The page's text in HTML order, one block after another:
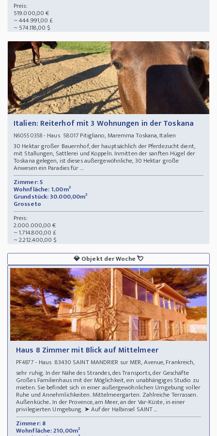
Preis:
519.000,00 €
~ 444.991,00 £
~ 574.118,00 $
Italien: Reiterhof mit 3 Wohnungen in der Toskana
N60550358- Haus 58017 Pitigliano, Maremma Toskana, Italien
30 Hektar großer Bauernhof, der hauptsächlich der Pferdezucht dient,
mit Stallungen, Sattlerei und Koppeln. Inmitten der sanften Hügel der
Toskana gelegen, ist dieses außergewöhnliche, 30 Hektar große
Anwesen ein Paradies für ...
Zimmer: 5
Wohnfläche: 1,00m²
Grundstück: 30.000,00m²
Grosseto
Preis:
2.000.000,00 €
~ 1.714.800,00 £
~ 2.212.400,00 $
💎Objekt der Woche💘
Haus 8 Zimmer mit Blick auf Mittelmeer
PF4877 - Haus 83430 SAINT MANDRIER sur MER, Avenue, Frankreich,
sehr ruhig. In der Nähe des Strandes, des Transports, der Geschäfte
Großes Familienhaus mit der Möglichkeit, ein unabhängiges Studio zu
mieten. Sie befindet sich in einer außergewöhnlichen Umgebung voller
Ruhe und Annehmlichkeiten. Mittelmeergarten. Zahlreiche Terrassen.
Außenküche.. In der Provence, am Meer, an der Var-Küste, in einer
privilegierten Umgebung. ➤ Auf der Halbinsel SAINT ...
Zimmer: 8
Wohnfläche: 210,00m²